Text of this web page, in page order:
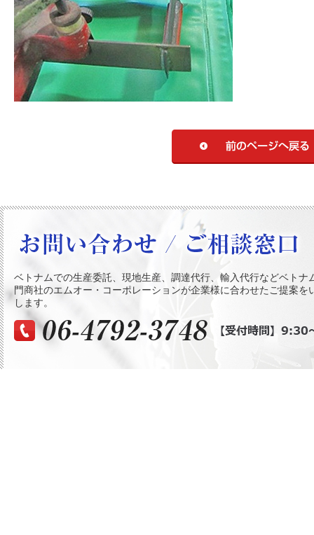
ベトナムでの生産委託、現地生産、調達代行、輸入代行などベトナ
門商社のエムオー・コーポレーションが企業様に合わせたご提案を
します。